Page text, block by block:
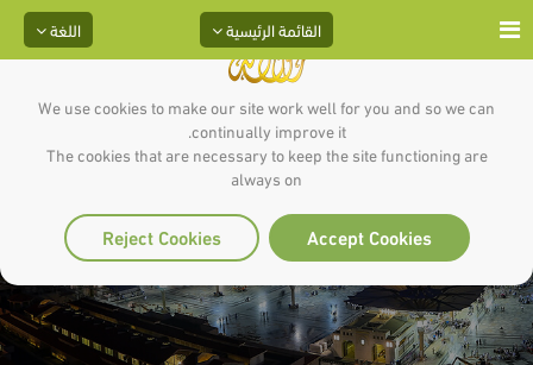
We use cookies to make our site work well for you and so we can
continually improve it.
The cookies that are necessary to keep the site functioning are
always on
Accept Cookies
Reject Cookies
اللغة القائمة الرئيسية
صفة الوضوء